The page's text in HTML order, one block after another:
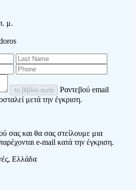
μ.
το βιβλίο αυτό
Ραντεβού email
μετά την έγκριση.
σας και θα σας στείλουμε μια
e-mail κατά την έγκριση.
Ελλάδα